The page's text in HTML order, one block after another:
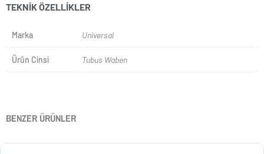
TEKNIK ÖZELLIKLER
Marka Universal
Ürün Cinsi Tubus Waben
BENZER ÜRÜNLER